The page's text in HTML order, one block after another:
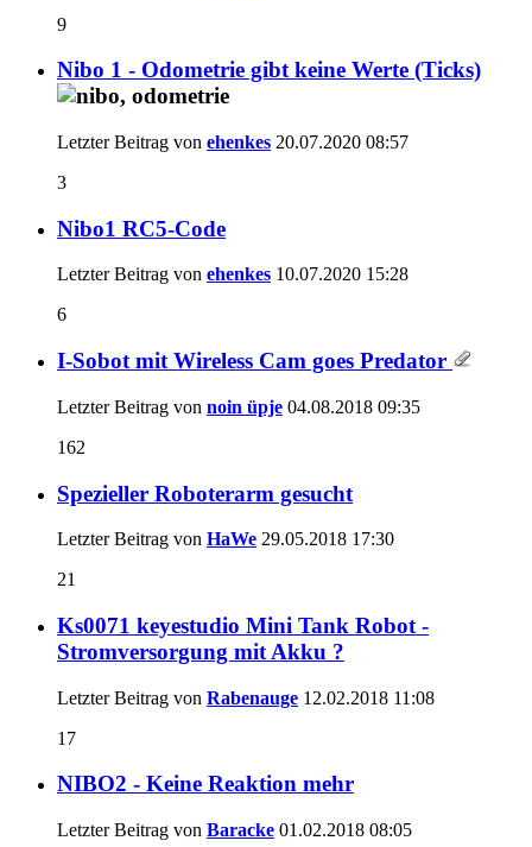
9
Nibo 1 - Odometrie gibt keine Werte (Ticks)
Letzter Beitrag von ehenkes 20.07.2020 08:57
3
Nibo1 RC5-Code
Letzter Beitrag von ehenkes 10.07.2020 15:28
6
I-Sobot mit Wireless Cam goes Predator
Letzter Beitrag von noin üpje 04.08.2018 09:35
162
Spezieller Roboterarm gesucht
Letzter Beitrag von HaWe 29.05.2018 17:30
21
Ks0071 keyestudio Mini Tank Robot -
Stromversorgung mit Akku ?
Letzter Beitrag von Rabenauge 12.02.2018 11:08
17
NIBO2 - Keine Reaktion mehr
Letzter Beitrag von Baracke 01.02.2018 08:05